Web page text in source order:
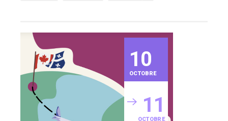
10
OCTOBRE
11
OCTOBRE